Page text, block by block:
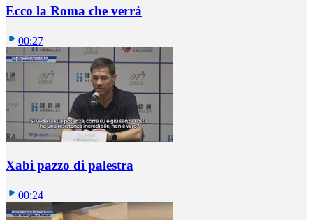
Ecco la Roma che verrà
00:27
Xabi pazzo di palestra
00:24